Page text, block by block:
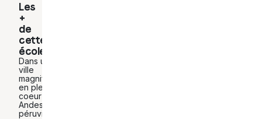
Les
+
de
cette
école
Dans une
ville
magnifique
en plein
coeur des
Andes
péruviennes